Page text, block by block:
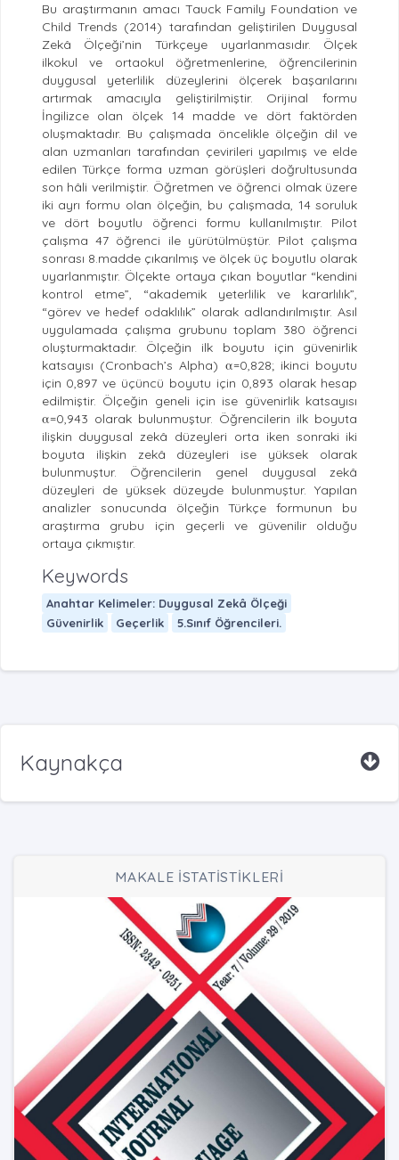
Bu araştırmanın amacı Tauck Family Foundation ve
Child Trends (2014) tarafından geliştirilen Duygusal
Zekâ Ölçeği’nin Türkçeye uyarlanmasıdır. Ölçek
ilkokul ve ortaokul öğretmenlerine, öğrencilerinin
duygusal yeterlilik düzeylerini ölçerek başarılarını
artırmak amacıyla geliştirilmiştir. Orijinal formu
İngilizce olan ölçek 14 madde ve dört faktörden
oluşmaktadır. Bu çalışmada öncelikle ölçeğin dil ve
alan uzmanları tarafından çevirileri yapılmış ve elde
edilen Türkçe forma uzman görüşleri doğrultusunda
son hâli verilmiştir. Öğretmen ve öğrenci olmak üzere
iki ayrı formu olan ölçeğin, bu çalışmada, 14 soruluk
ve dört boyutlu öğrenci formu kullanılmıştır. Pilot
çalışma 47 öğrenci ile yürütülmüştür. Pilot çalışma
sonrası 8.madde çıkarılmış ve ölçek üç boyutlu olarak
uyarlanmıştır. Ölçekte ortaya çıkan boyutlar “kendini
kontrol etme”, “akademik yeterlilik ve kararlılık”,
“görev ve hedef odaklılık” olarak adlandırılmıştır. Asıl
uygulamada çalışma grubunu toplam 380 öğrenci
oluşturmaktadır. Ölçeğin ilk boyutu için güvenirlik
katsayısı (Cronbach’s Alpha) α=0,828; ikinci boyutu
için 0,897 ve üçüncü boyutu için 0,893 olarak hesap
edilmiştir. Ölçeğin geneli için ise güvenirlik katsayısı
α=0,943 olarak bulunmuştur. Öğrencilerin ilk boyuta
ilişkin duygusal zekâ düzeyleri orta iken sonraki iki
boyuta ilişkin zekâ düzeyleri ise yüksek olarak
bulunmuştur. Öğrencilerin genel duygusal zekâ
düzeyleri de yüksek düzeyde bulunmuştur. Yapılan
analizler sonucunda ölçeğin Türkçe formunun bu
araştırma grubu için geçerli ve güvenilir olduğu
ortaya çıkmıştır.
Keywords
Anahtar Kelimeler: Duygusal Zekâ Ölçeği
Güvenirlik
Geçerlik 5.Sınıf Öğrencileri.
Kaynakça
MAKALE İSTATİSTİKLERİ